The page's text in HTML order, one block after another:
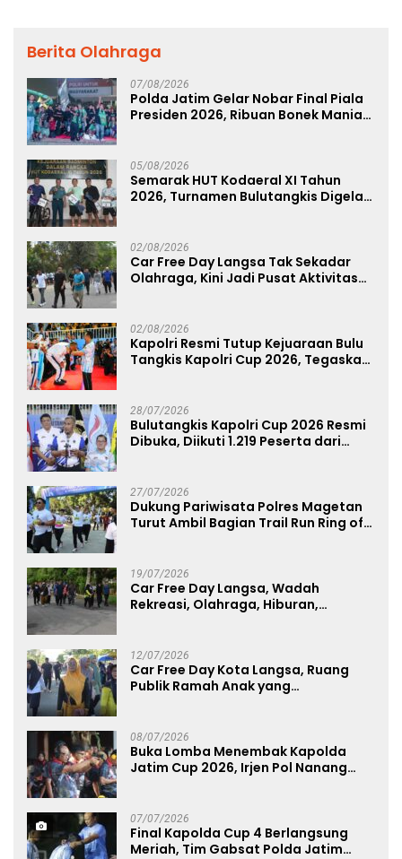
Berita Olahraga
07/08/2026
Polda Jatim Gelar Nobar Final Piala
Presiden 2026, Ribuan Bonek Mania
05/08/2026
Semarak HUT Kodaeral XI Tahun
2026, Turnamen Bulutangkis Digelar
02/08/2026
Car Free Day Langsa Tak Sekadar
Olahraga, Kini Jadi Pusat Aktivitas
02/08/2026
Kapolri Resmi Tutup Kejuaraan Bulu
Tangkis Kapolri Cup 2026, Tegaskan
28/07/2026
Bulutangkis Kapolri Cup 2026 Resmi
Dibuka, Diikuti 1.219 Peserta dari
27/07/2026
Dukung Pariwisata Polres Magetan
Turut Ambil Bagian Trail Run Ring of
19/07/2026
Car Free Day Langsa, Wadah
Rekreasi, Olahraga, Hiburan,
12/07/2026
Car Free Day Kota Langsa, Ruang
Publik Ramah Anak yang
08/07/2026
Buka Lomba Menembak Kapolda
Jatim Cup 2026, Irjen Pol Nanang
07/07/2026
Final Kapolda Cup 4 Berlangsung
Meriah, Tim Gabsat Polda Jatim